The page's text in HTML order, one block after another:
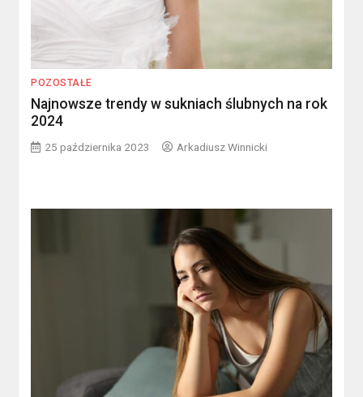
POZOSTAŁE
Najnowsze trendy w sukniach ślubnych na rok
2024
25 października 2023 Arkadiusz Winnicki